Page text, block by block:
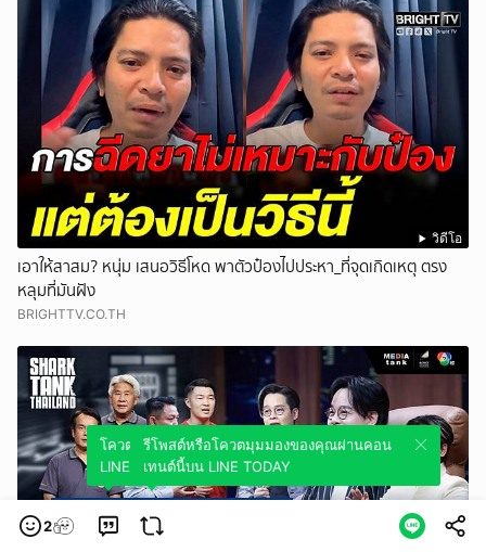
วิดีโอ
เอาให้สาสม? หนุ่ม เสนอวิธีโหด พาตัวป๋องไปประหา_ที่จุดเกิดเหตุ ตรง
หลุมที่มันฝัง
BRIGHTTV.CO.TH
2
โควตมุมมองของคุณผ่านคอนเทนต์นี้บน
LINE TODAY
รีโพสต์หรือโควตมุมมองของคุณผ่านคอน
เทนต์นี้บน LINE TODAY